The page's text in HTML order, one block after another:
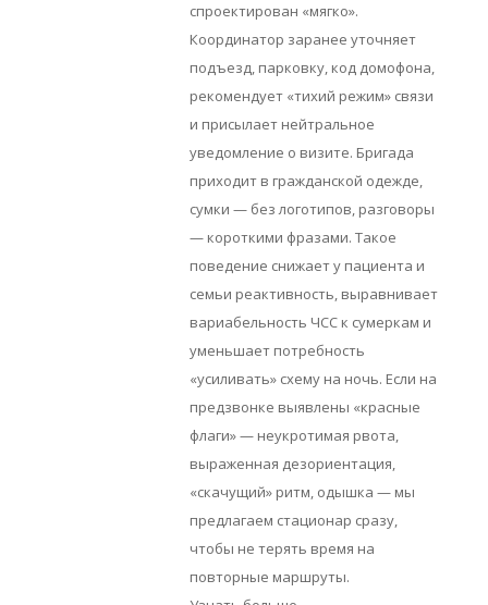
спроектирован «мягко».
Координатор заранее уточняет
подъезд, парковку, код домофона,
рекомендует «тихий режим» связи
и присылает нейтральное
уведомление о визите. Бригада
приходит в гражданской одежде,
сумки — без логотипов, разговоры
— короткими фразами. Такое
поведение снижает у пациента и
семьи реактивность, выравнивает
вариабельность ЧСС к сумеркам и
уменьшает потребность
«усиливать» схему на ночь. Если на
предзвонке выявлены «красные
флаги» — неукротимая рвота,
выраженная дезориентация,
«скачущий» ритм, одышка — мы
предлагаем стационар сразу,
чтобы не терять время на
повторные маршруты.